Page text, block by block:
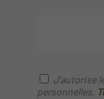
J'autorise
personnelles.